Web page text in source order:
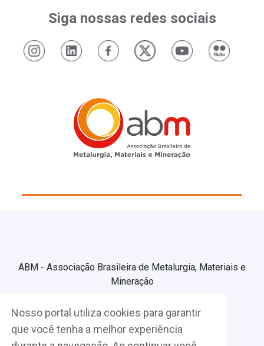
Nosso portal utiliza cookies para garantir
que você tenha a melhor experiência
Siga nossas redes sociais
ABM - Associação Brasileira de Metalurgia, Materiais e
Mineração
Associe-se